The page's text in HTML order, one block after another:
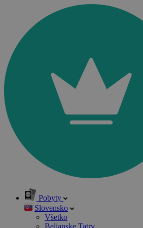
Pobyty
Slovensko
Všetko
Belianske Tatry